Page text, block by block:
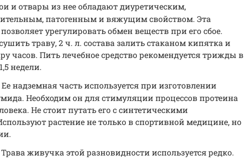
и отвары из нее обладают диуретическим,
патогенным и вяжущим свойством. Эта
урегулировать обмен веществ при его сбое.
траву, 2 ч. л. состава залить стаканом кипятка и
часов. Пить лечебное средство рекомендуется трижды в
недели.
надземная часть используется при изготовлении
Необходим он для стимуляции процессов протеина
Не стоит путать его с синтетическими
растение не только в спортивной медицине, но
живучка этой разновидности используется редко.